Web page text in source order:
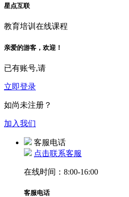
星点互联
教育培训在线课程
亲爱的游客，欢迎！
已有账号,请
立即登录
如尚未注册？
加入我们
客服电话
点击联系客服
在线时间：8:00-16:00
客服电话